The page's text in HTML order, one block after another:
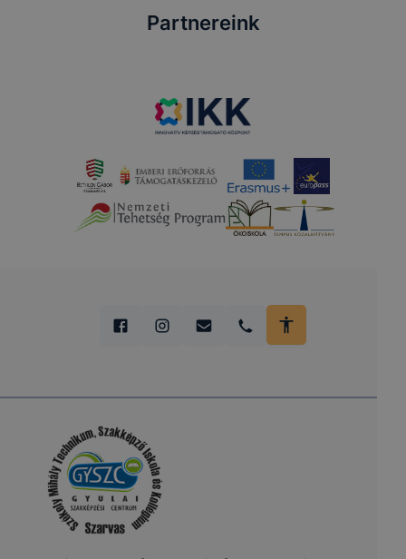
Partnereink